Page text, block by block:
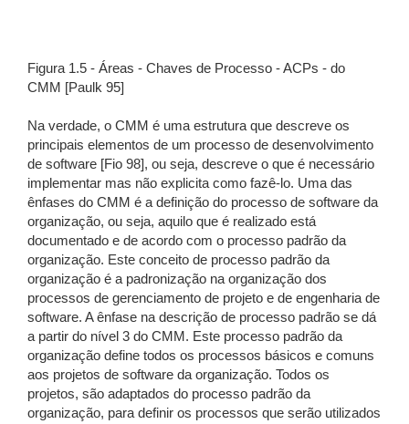
Figura 1.5 - Áreas - Chaves de Processo - ACPs - do
CMM [Paulk 95]
Na verdade, o CMM é uma estrutura que descreve os
principais elementos de um processo de desenvolvimento
de software [Fio 98], ou seja, descreve o que é necessário
implementar mas não explicita como fazê-lo. Uma das
ênfases do CMM é a definição do processo de software da
organização, ou seja, aquilo que é realizado está
documentado e de acordo com o processo padrão da
organização. Este conceito de processo padrão da
organização é a padronização na organização dos
processos de gerenciamento de projeto e de engenharia de
software. A ênfase na descrição de processo padrão se dá
a partir do nível 3 do CMM. Este processo padrão da
organização define todos os processos básicos e comuns
aos projetos de software da organização. Todos os
projetos, são adaptados do processo padrão da
organização, para definir os processos que serão utilizados